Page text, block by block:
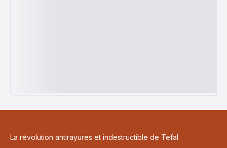
La révolution antirayures et indestructible de Tefal